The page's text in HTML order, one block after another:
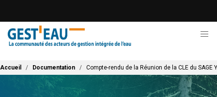
contenu
principal
Fil d'Ariane
Accueil Documentation Compte-rendu de la Réunion de la CLE du SAGE